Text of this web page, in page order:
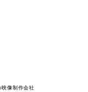
像制作会社